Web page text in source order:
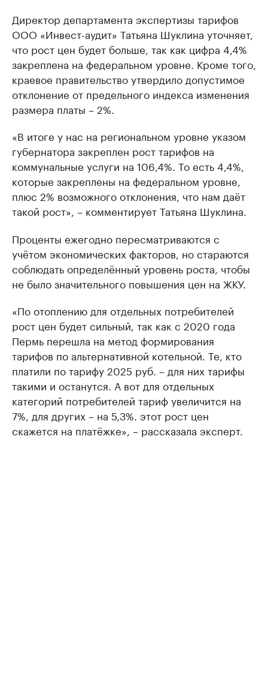
Директор департамента экспертизы тарифов
ООО «Инвест-аудит» Татьяна Шуклина уточняет,
что рост цен будет больше, так как цифра 4,4%
закреплена на федеральном уровне. Кроме того,
краевое правительство утвердило допустимое
отклонение от предельного индекса изменения
размера платы – 2%.
«В итоге у нас на региональном уровне указом
губернатора закреплен рост тарифов на
коммунальные услуги на 106,4%. То есть 4,4%,
которые закреплены на федеральном уровне,
плюс 2% возможного отклонения, что нам даёт
такой рост», – комментирует Татьяна Шуклина.
Проценты ежегодно пересматриваются с
учётом экономических факторов, но стараются
соблюдать определённый уровень роста, чтобы
не было значительного повышения цен на ЖКУ.
«По отоплению для отдельных потребителей
рост цен будет сильный, так как с 2020 года
Пермь перешла на метод формирования
тарифов по альтернативной котельной. Те, кто
платили по тарифу 2025 руб. – для них тарифы
такими и останутся. А вот для отдельных
категорий потребителей тариф увеличится на
7%, для других – на 5,3%. этот рост цен
скажется на платёжке», – рассказала эксперт.